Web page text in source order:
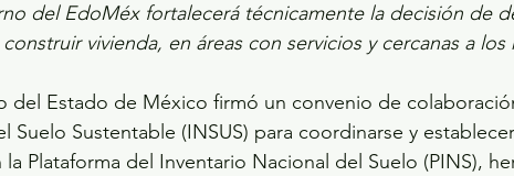
del EdoMéx fortalecerá técnicamente la decisión de
vivienda, en áreas con servicios y cercanas a los
del Estado de México firmó un convenio de
Suelo Sustentable (INSUS) para coordinarse y
la Plataforma del Inventario Nacional del Suelo (PINS),